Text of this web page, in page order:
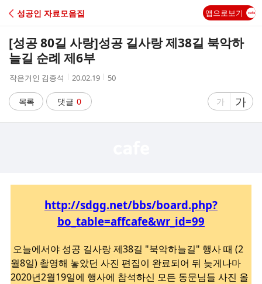
C
A
성공인 자료모음집 앱으로보기
[성공 80길 사랑]성공 길사랑 제38길 북악하
늘길 순례 제6부
작
자
작은거인 김종석
작
시
간
20.02.19
조
50
목록 댓글 0
글
게
가
글
자
게
가
http://sdgg.net/bbs/board.php?
bo_table=affcafe&wr_id=99
오늘에서야 성공 길사랑 제38길 "북악하늘길" 행사 때 (2
월8일) 촬영해 놓았던 사진 편집이 완료되어 뒤 늦게나마
2020년2월19일에 행사에 참석하신 모든 동문님들 사진 올